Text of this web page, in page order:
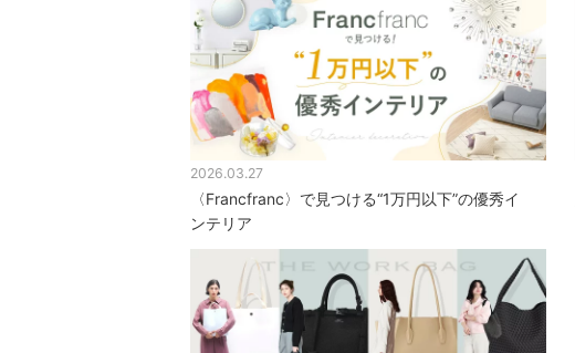
2026.03.27
〈Francfranc〉で見つける“1万円以下”の優秀イ
ンテリア